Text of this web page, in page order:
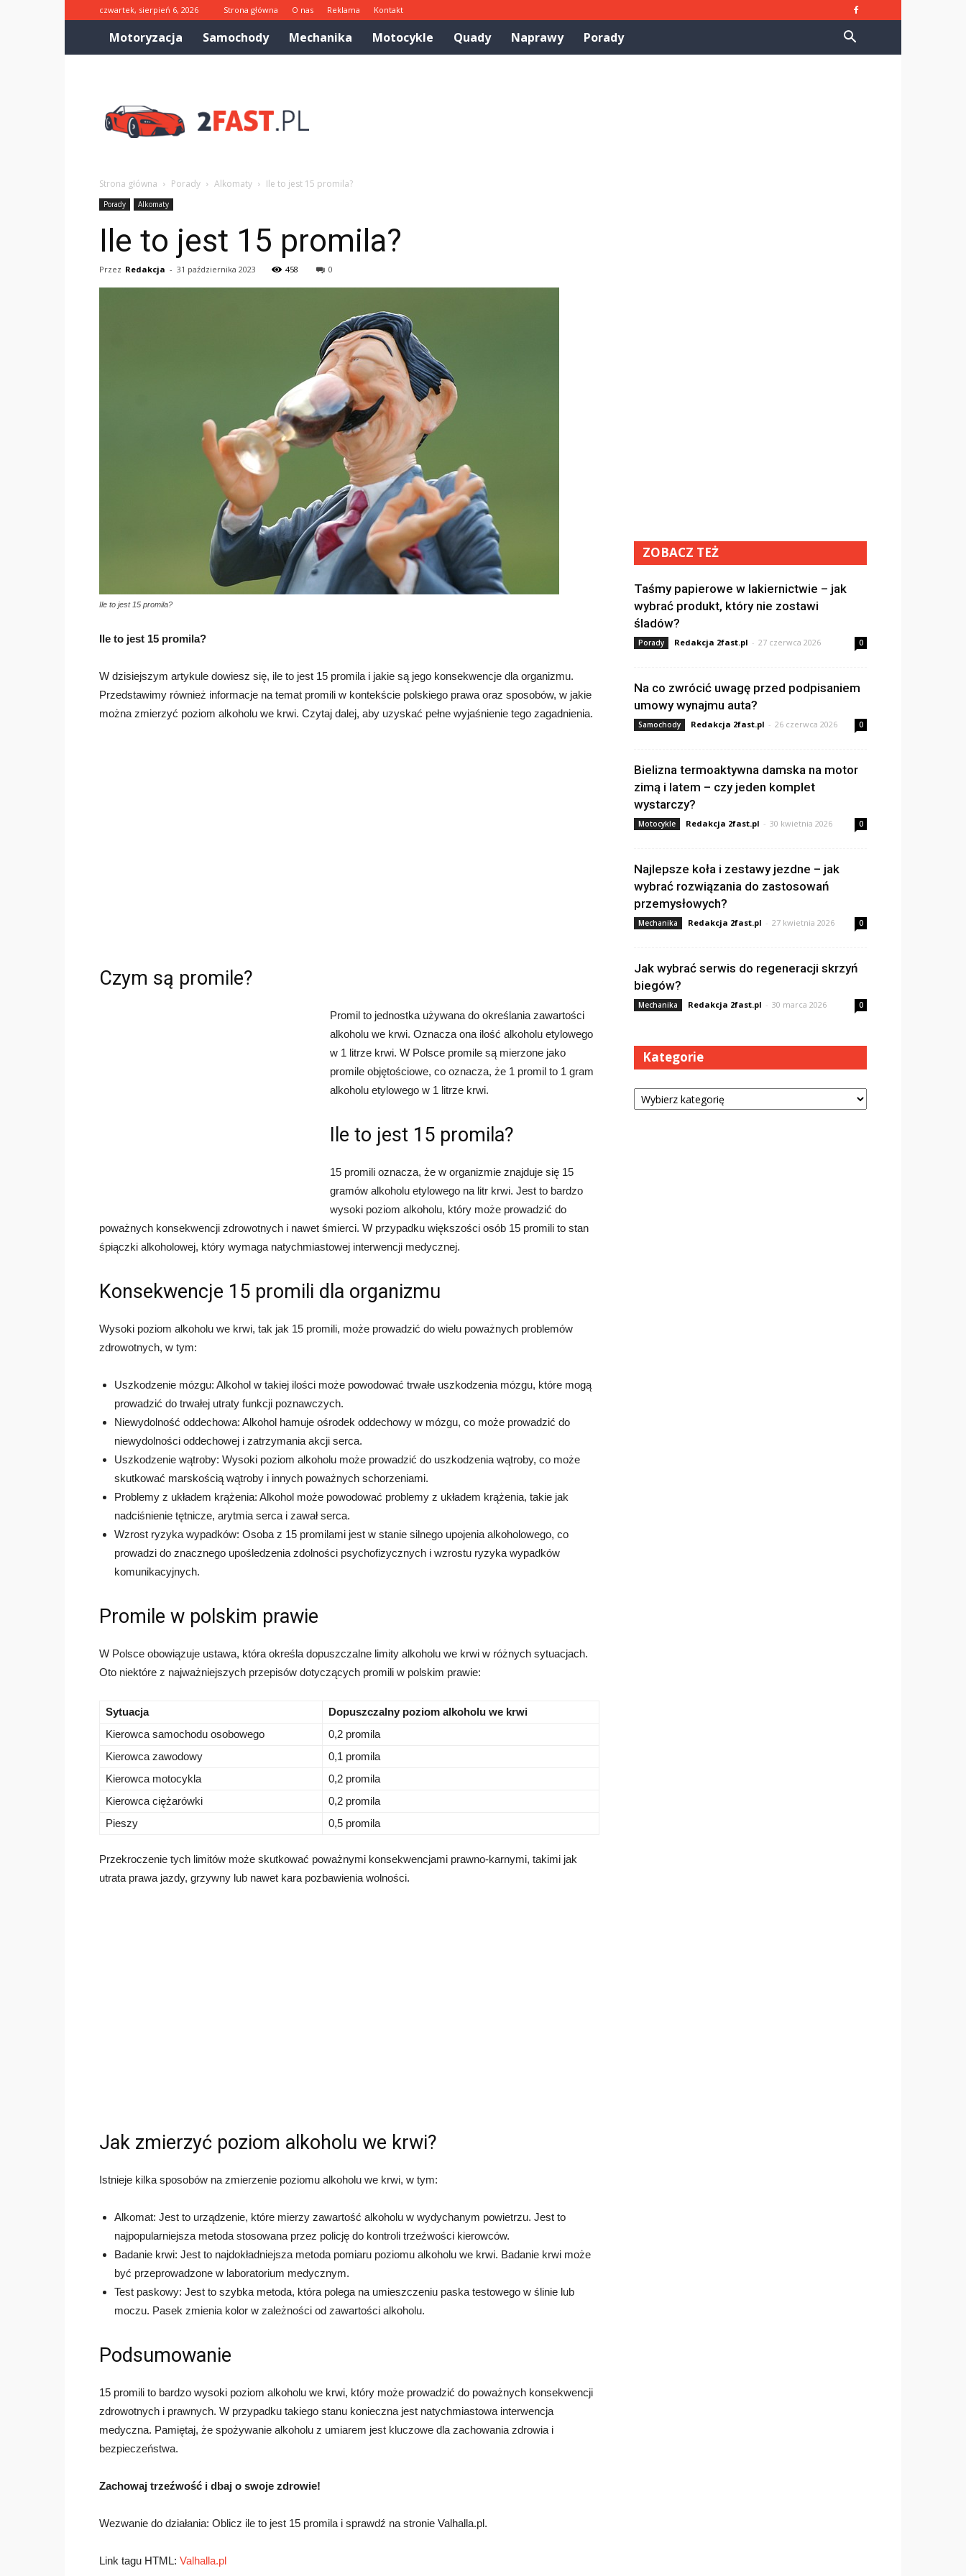
czwartek, sierpień 6, 2026 Strona główna O nas Reklama Kontakt
Motoryzacja Samochody Mechanika Motocykle Quady Naprawy Porady
Strona główna Porady Alkomaty Ile to jest 15 promila?
Porady Alkomaty
Ile to jest 15 promila?
Przez Redakcja - 31 października 2023 458 0
Ile to jest 15 promila?
Ile to jest 15 promila?
W dzisiejszym artykule dowiesz się, ile to jest 15 promila i jakie są jego konsekwencje dla organizmu.
Przedstawimy również informacje na temat promili w kontekście polskiego prawa oraz sposobów, w jakie
można zmierzyć poziom alkoholu we krwi. Czytaj dalej, aby uzyskać pełne wyjaśnienie tego zagadnienia.
Czym są promile?
Promil to jednostka używana do określania zawartości
alkoholu we krwi. Oznacza ona ilość alkoholu etylowego
w 1 litrze krwi. W Polsce promile są mierzone jako
promile objętościowe, co oznacza, że 1 promil to 1 gram
alkoholu etylowego w 1 litrze krwi.
Ile to jest 15 promila?
15 promili oznacza, że w organizmie znajduje się 15
gramów alkoholu etylowego na litr krwi. Jest to bardzo
wysoki poziom alkoholu, który może prowadzić do
poważnych konsekwencji zdrowotnych i nawet śmierci. W przypadku większości osób 15 promili to stan
śpiączki alkoholowej, który wymaga natychmiastowej interwencji medycznej.
Konsekwencje 15 promili dla organizmu
Wysoki poziom alkoholu we krwi, tak jak 15 promili, może prowadzić do wielu poważnych problemów
zdrowotnych, w tym:
Uszkodzenie mózgu: Alkohol w takiej ilości może powodować trwałe uszkodzenia mózgu, które mogą
prowadzić do trwałej utraty funkcji poznawczych.
Niewydolność oddechowa: Alkohol hamuje ośrodek oddechowy w mózgu, co może prowadzić do
niewydolności oddechowej i zatrzymania akcji serca.
Uszkodzenie wątroby: Wysoki poziom alkoholu może prowadzić do uszkodzenia wątroby, co może
skutkować marskością wątroby i innych poważnych schorzeniami.
Problemy z układem krążenia: Alkohol może powodować problemy z układem krążenia, takie jak
nadciśnienie tętnicze, arytmia serca i zawał serca.
Wzrost ryzyka wypadków: Osoba z 15 promilami jest w stanie silnego upojenia alkoholowego, co
prowadzi do znacznego upośledzenia zdolności psychofizycznych i wzrostu ryzyka wypadków
komunikacyjnych.
Promile w polskim prawie
W Polsce obowiązuje ustawa, która określa dopuszczalne limity alkoholu we krwi w różnych sytuacjach.
Oto niektóre z najważniejszych przepisów dotyczących promili w polskim prawie:
Sytuacja
Dopuszczalny poziom alkoholu we krwi
Kierowca samochodu osobowego
0,2 promila
Kierowca zawodowy
0,1 promila
Kierowca motocykla
0,2 promila
Kierowca ciężarówki
0,2 promila
Pieszy
0,5 promila
Przekroczenie tych limitów może skutkować poważnymi konsekwencjami prawno-karnymi, takimi jak
utrata prawa jazdy, grzywny lub nawet kara pozbawienia wolności.
Jak zmierzyć poziom alkoholu we krwi?
Istnieje kilka sposobów na zmierzenie poziomu alkoholu we krwi, w tym:
Alkomat: Jest to urządzenie, które mierzy zawartość alkoholu w wydychanym powietrzu. Jest to
najpopularniejsza metoda stosowana przez policję do kontroli trzeźwości kierowców.
Badanie krwi: Jest to najdokładniejsza metoda pomiaru poziomu alkoholu we krwi. Badanie krwi może
być przeprowadzone w laboratorium medycznym.
Test paskowy: Jest to szybka metoda, która polega na umieszczeniu paska testowego w ślinie lub
moczu. Pasek zmienia kolor w zależności od zawartości alkoholu.
Podsumowanie
15 promili to bardzo wysoki poziom alkoholu we krwi, który może prowadzić do poważnych konsekwencji
zdrowotnych i prawnych. W przypadku takiego stanu konieczna jest natychmiastowa interwencja
medyczna. Pamiętaj, że spożywanie alkoholu z umiarem jest kluczowe dla zachowania zdrowia i
bezpieczeństwa.
Zachowaj trzeźwość i dbaj o swoje zdrowie!
Wezwanie do działania: Oblicz ile to jest 15 promila i sprawdź na stronie Valhalla.pl.
Link tagu HTML: Valhalla.pl
ZOBACZ TEŻ
Taśmy papierowe w lakiernictwie – jak
wybrać produkt, który nie zostawi
śladów?
Porady Redakcja 2fast.pl - 27 czerwca 2026 0
Na co zwrócić uwagę przed podpisaniem
umowy wynajmu auta?
Samochody Redakcja 2fast.pl - 26 czerwca 2026 0
Bielizna termoaktywna damska na motor
zimą i latem – czy jeden komplet
wystarczy?
Motocykle Redakcja 2fast.pl - 30 kwietnia 2026 0
Najlepsze koła i zestawy jezdne – jak
wybrać rozwiązania do zastosowań
przemysłowych?
Mechanika Redakcja 2fast.pl - 27 kwietnia 2026 0
Jak wybrać serwis do regeneracji skrzyń
biegów?
Mechanika Redakcja 2fast.pl - 30 marca 2026 0
Kategorie
Kategorie